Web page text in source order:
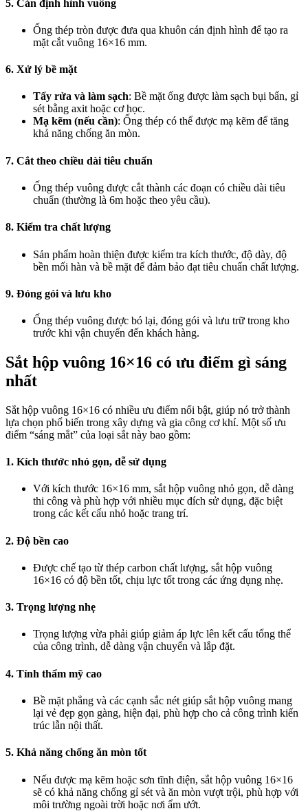
5. Cán định hình vuông
Ống thép tròn được đưa qua khuôn cán định hình để tạo ra
mặt cắt vuông 16×16 mm.
6. Xử lý bề mặt
Tẩy rửa và làm sạch: Bề mặt ống được làm sạch bụi bẩn, gỉ
sét bằng axit hoặc cơ học.
Mạ kẽm (nếu cần): Ống thép có thể được mạ kẽm để tăng
khả năng chống ăn mòn.
7. Cắt theo chiều dài tiêu chuẩn
Ống thép vuông được cắt thành các đoạn có chiều dài tiêu
chuẩn (thường là 6m hoặc theo yêu cầu).
8. Kiểm tra chất lượng
Sản phẩm hoàn thiện được kiểm tra kích thước, độ dày, độ
bền mối hàn và bề mặt để đảm bảo đạt tiêu chuẩn chất lượng.
9. Đóng gói và lưu kho
Ống thép vuông được bó lại, đóng gói và lưu trữ trong kho
trước khi vận chuyển đến khách hàng.
Sắt hộp vuông 16×16 có ưu điểm gì sáng
nhất
Sắt hộp vuông 16×16 có nhiều ưu điểm nổi bật, giúp nó trở thành
lựa chọn phổ biến trong xây dựng và gia công cơ khí. Một số ưu
điểm “sáng mắt” của loại sắt này bao gồm:
1. Kích thước nhỏ gọn, dễ sử dụng
Với kích thước 16×16 mm, sắt hộp vuông nhỏ gọn, dễ dàng
thi công và phù hợp với nhiều mục đích sử dụng, đặc biệt
trong các kết cấu nhỏ hoặc trang trí.
2. Độ bền cao
Được chế tạo từ thép carbon chất lượng, sắt hộp vuông
16×16 có độ bền tốt, chịu lực tốt trong các ứng dụng nhẹ.
3. Trọng lượng nhẹ
Trọng lượng vừa phải giúp giảm áp lực lên kết cấu tổng thể
của công trình, dễ dàng vận chuyển và lắp đặt.
4. Tính thẩm mỹ cao
Bề mặt phẳng và các cạnh sắc nét giúp sắt hộp vuông mang
lại vẻ đẹp gọn gàng, hiện đại, phù hợp cho cả công trình kiến
trúc lẫn nội thất.
5. Khả năng chống ăn mòn tốt
Nếu được mạ kẽm hoặc sơn tĩnh điện, sắt hộp vuông 16×16
sẽ có khả năng chống gỉ sét và ăn mòn vượt trội, phù hợp với
môi trường ngoài trời hoặc nơi ẩm ướt.